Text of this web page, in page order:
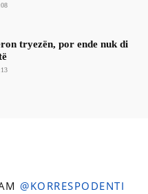
tryezën, por ende nuk di
@KORRESPODENTI